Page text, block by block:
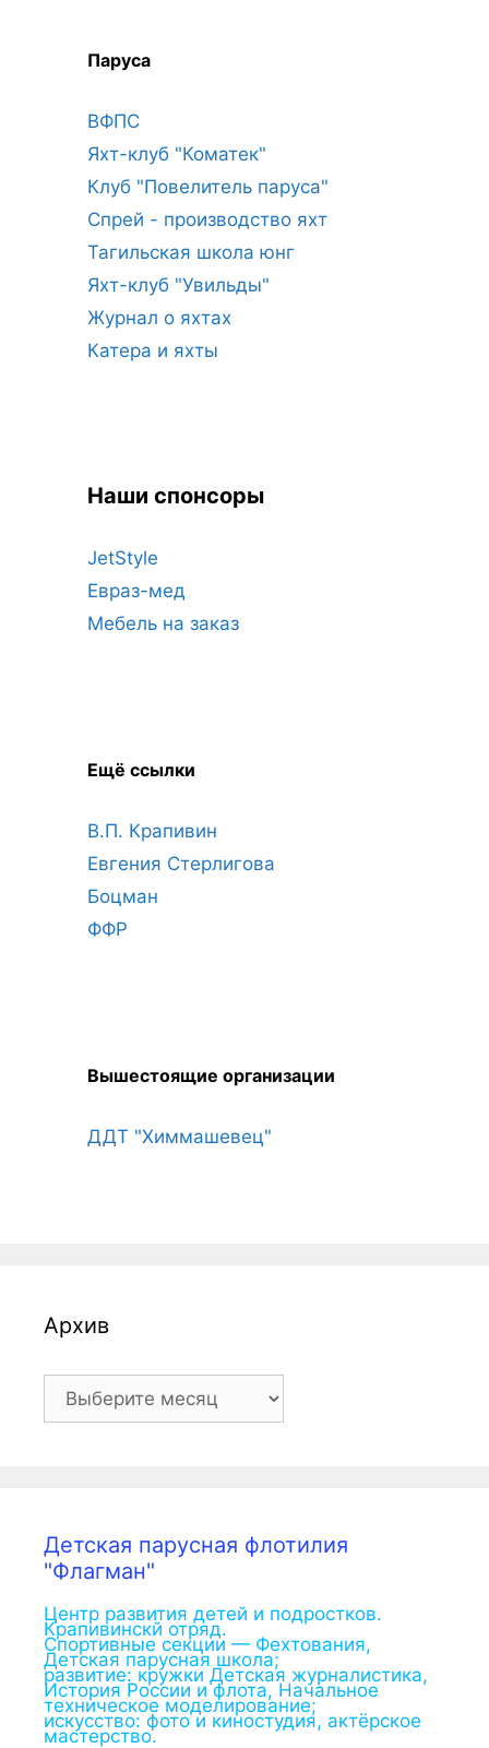
Паруса
ВФПС
Яхт-клуб "Коматек"
Клуб "Повелитель паруса"
Спрей - производство яхт
Тагильская школа юнг
Яхт-клуб "Увильды"
Журнал о яхтах
Катера и яхты
Наши спонсоры
JetStyle
Евраз-мед
Мебель на заказ
Ещё ссылки
В.П. Крапивин
Евгения Стерлигова
Боцман
ФФР
Вышестоящие организации
ДДТ "Химмашевец"
Архив
Архив
Детская парусная флотилия
"Флагман"
Центр развития детей и подростков.
Крапивинскй отряд.
Спортивные секции — Фехтования,
Детская парусная школа;
развитие: кружки Детская журналистика,
История России и флота, Начальное
техническое моделирование;
искусство: фото и киностудия, актёрское
мастерство.